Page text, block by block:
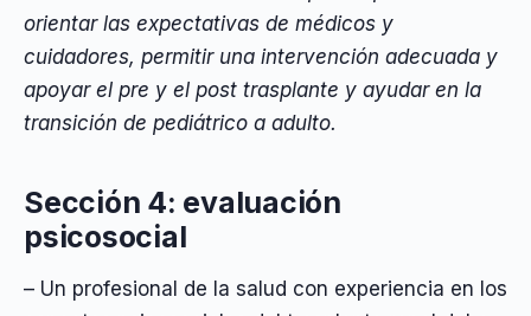
orientar las expectativas de médicos y
cuidadores, permitir una intervención adecuada y
apoyar el pre y el post trasplante y ayudar en la
transición de pediátrico a adulto.
Sección 4: evaluación
psicosocial
– Un profesional de la salud con experiencia en los